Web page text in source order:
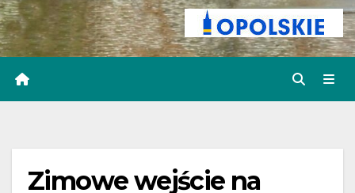
Zimowe wejście na